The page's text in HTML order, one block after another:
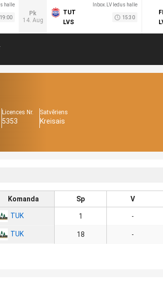
halle
19:00
Pk
14. Aug
Inbox.LV ledus halle
TUT
LVS
15:30
Licences Nr.
5353
Satvēriens
Kreisais
Komanda Sp V
TUK 1 -
TUK 18 -